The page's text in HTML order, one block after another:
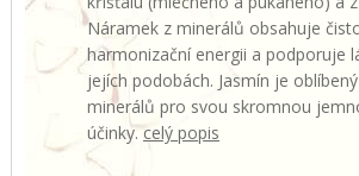
Náramek z minerálů obsahuje
harmonizační energii a podporuje
jejích podobách. Jasmín je
minerálů pro svou skromnou
účinky.celý popis